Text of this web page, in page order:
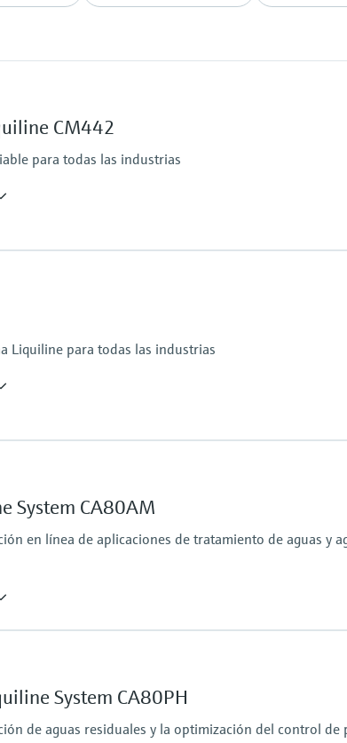
CM442
para todas las industrias
Liquiline para todas las industrias
System CA80AM
en línea de aplicaciones de tratamiento de aguas y
de 10 a 1.000 mg/l NH4-N
según ISO 7150-1, DIN
System CA80PH
de aguas residuales y la optimización del control de